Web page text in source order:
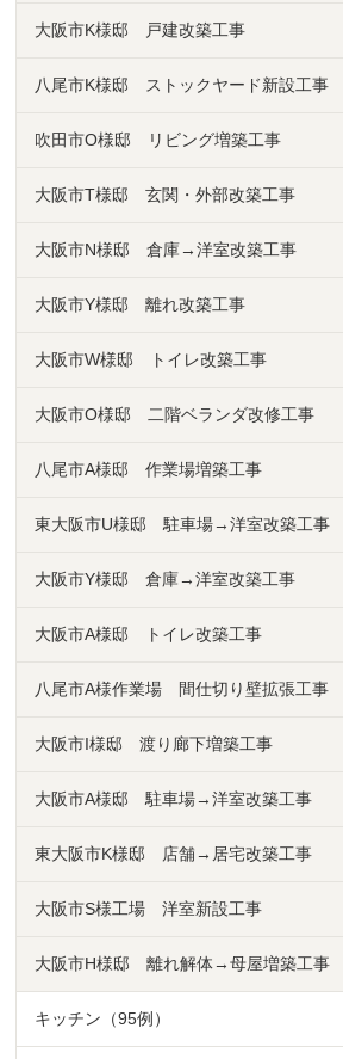
大阪市K様邸 戸建改築工事
八尾市K様邸 ストックヤード新設工事
吹田市O様邸 リビング増築工事
大阪市T様邸 玄関・外部改築工事
大阪市N様邸 倉庫→洋室改築工事
大阪市Y様邸 離れ改築工事
大阪市W様邸 トイレ改築工事
大阪市O様邸 二階ベランダ改修工事
八尾市A様邸 作業場増築工事
東大阪市U様邸 駐車場→洋室改築工事
大阪市Y様邸 倉庫→洋室改築工事
大阪市A様邸 トイレ改築工事
八尾市A様作業場 間仕切り壁拡張工事
大阪市I様邸 渡り廊下増築工事
大阪市A様邸 駐車場→洋室改築工事
東大阪市K様邸 店舗→居宅改築工事
大阪市S様工場 洋室新設工事
大阪市H様邸 離れ解体→母屋増築工事
キッチン（95例）